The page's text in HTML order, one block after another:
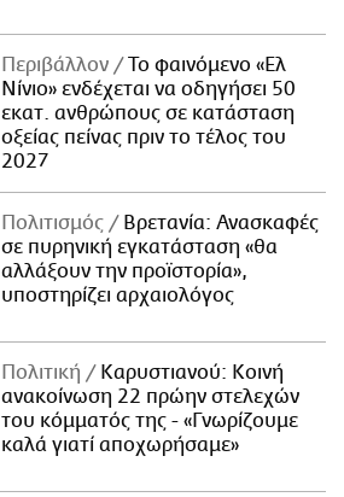
Περιβάλλον
Το φαινόμενο «Ελ
Νίνιο» ενδέχεται να οδηγήσει 50
εκατ. ανθρώπους σε κατάσταση
οξείας πείνας πριν το τέλος του
2027
Πολιτισμός
Βρετανία: Ανασκαφές
σε πυρηνική εγκατάσταση «θα
αλλάξουν την προϊστορία»,
υποστηρίζει αρχαιολόγος
Πολιτική
Καρυστιανού: Κοινή
ανακοίνωση 22 πρώην στελεχών
του κόμματός της - «Γνωρίζουμε
καλά γιατί αποχωρήσαμε»